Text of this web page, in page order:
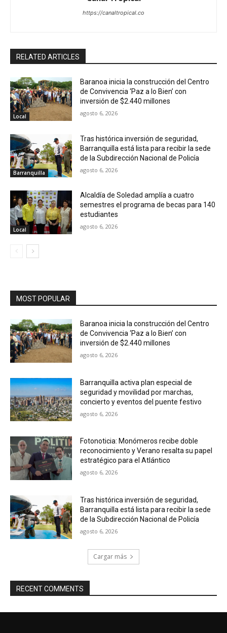
https://canaltropical.co
RELATED ARTICLES
Local
Baranoa inicia la construcción del Centro
de Convivencia ‘Paz a lo Bien’ con
inversión de $2.440 millones
agosto 6, 2026
Barranquilla
Tras histórica inversión de seguridad,
Barranquilla está lista para recibir la sede
de la Subdirección Nacional de Policía
agosto 6, 2026
Local
Alcaldía de Soledad amplía a cuatro
semestres el programa de becas para 140
estudiantes
agosto 6, 2026
MOST POPULAR
Baranoa inicia la construcción del Centro
de Convivencia ‘Paz a lo Bien’ con
inversión de $2.440 millones
agosto 6, 2026
Barranquilla activa plan especial de
seguridad y movilidad por marchas,
concierto y eventos del puente festivo
agosto 6, 2026
Fotonoticia: Monómeros recibe doble
reconocimiento y Verano resalta su papel
estratégico para el Atlántico
agosto 6, 2026
Tras histórica inversión de seguridad,
Barranquilla está lista para recibir la sede
de la Subdirección Nacional de Policía
agosto 6, 2026
Cargar más
RECENT COMMENTS